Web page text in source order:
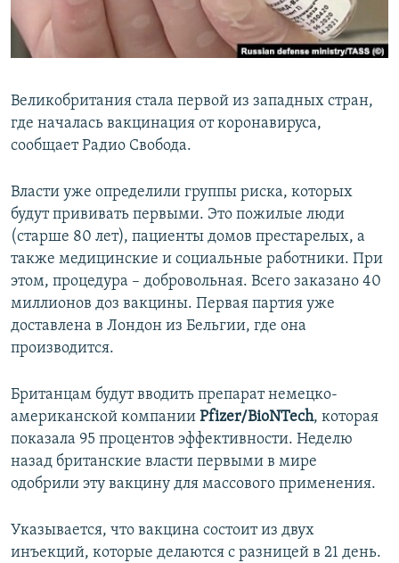
ПОБЕДИТЕЛЕЙ НЕ СУДЯТ?
КРЫМ.НЕПОКОРЕННЫЙ
УКРАИНСКАЯ ПРОБЛЕМА КРЫМА
ПРИСОЕДИНЯЙТЕСЬ!
Все сайты RFE/RL
Великобритания стала первой из западных стран,
где началась вакцинация от коронавируса,
сообщает Радио Свобода.
Власти уже определили группы риска, которых
будут прививать первыми. Это пожилые люди
(старше 80 лет), пациенты домов престарелых, а
также медицинские и социальные работники. При
этом, процедура – добровольная. Всего заказано 40
миллионов доз вакцины. Первая партия уже
доставлена в Лондон из Бельгии, где она
производится.
Британцам будут вводить препарат немецко-
американской компании Pfizer/BioNTech, которая
показала 95 процентов эффективности. Неделю
назад британские власти первыми в мире
одобрили эту вакцину для массового применения.
Указывается, что вакцина состоит из двух
инъекций, которые делаются с разницей в 21 день.